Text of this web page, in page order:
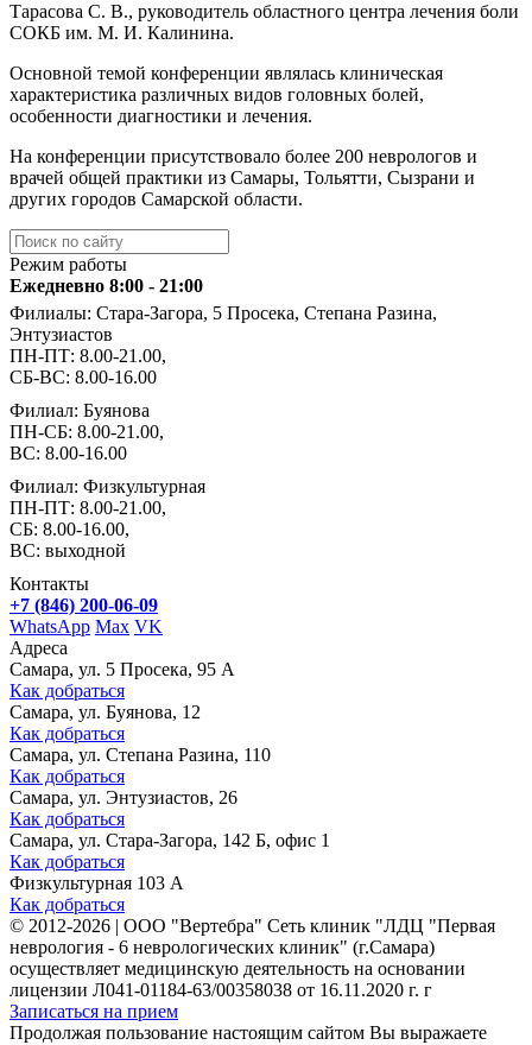
Тарасова С. В., руководитель областного центра лечения боли
СОКБ им. М. И. Калинина.
Основной темой конференции являлась клиническая
характеристика различных видов головных болей,
особенности диагностики и лечения.
На конференции присутствовало более 200 неврологов и
врачей общей практики из Самары, Тольятти, Сызрани и
других городов Самарской области.
Режим работы
Ежедневно 8:00 - 21:00
Филиалы: Стара-Загора, 5 Просека, Степана Разина,
Энтузиастов
ПН-ПТ: 8.00-21.00,
СБ-ВС: 8.00-16.00
Филиал: Буянова
ПН-СБ: 8.00-21.00,
ВС: 8.00-16.00
Филиал: Физкультурная
ПН-ПТ: 8.00-21.00,
СБ: 8.00-16.00,
ВС: выходной
Контакты
+7 (846) 200-06-09
WhatsApp Max VK
Адреса
Самара, ул. 5 Просека, 95 А
Как добраться
Самара, ул. Буянова, 12
Как добраться
Самара, ул. Степана Разина, 110
Как добраться
Самара, ул. Энтузиастов, 26
Как добраться
Самара, ул. Стара-Загора, 142 Б, офис 1
Как добраться
Физкультурная 103 А
Как добраться
© 2012-2026 | ООО "Вертебра" Сеть клиник "ЛДЦ "Первая
неврология - 6 неврологических клиник" (г.Самара)
осуществляет медицинскую деятельность на основании
лицензии Л041-01184-63/00358038 от 16.11.2020 г. г
Записаться на прием
Продолжая пользование настоящим сайтом Вы выражаете